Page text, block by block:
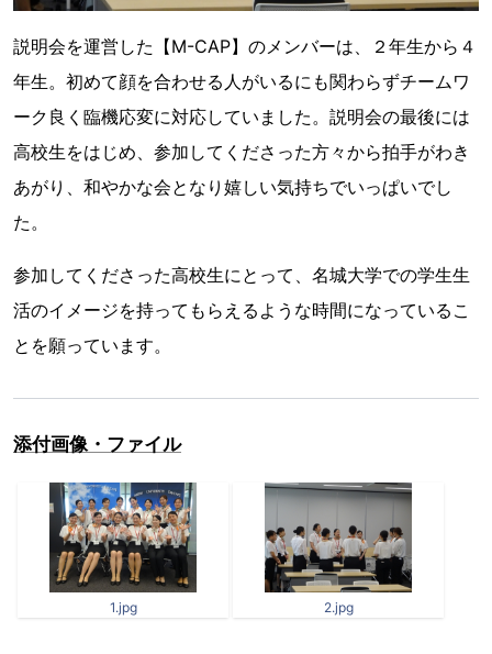
説明会を運営した【M-CAP】のメンバーは、２年生から４
年生。初めて顔を合わせる人がいるにも関わらずチームワ
ーク良く臨機応変に対応していました。説明会の最後には
高校生をはじめ、参加してくださった方々から拍手がわき
あがり、和やかな会となり嬉しい気持ちでいっぱいでし
た。
参加してくださった高校生にとって、名城大学での学生生
活のイメージを持ってもらえるような時間になっているこ
とを願っています。
添付画像・ファイル
1.jpg 2.jpg